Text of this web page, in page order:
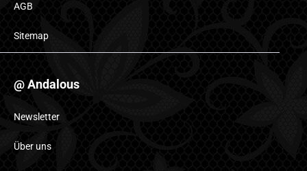
AGB
Sitemap
@ Andalous
Newsletter
Über uns